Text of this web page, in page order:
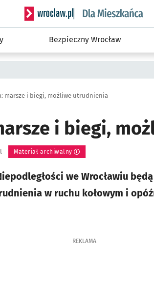
Serwis informacyjny wroclaw.pl
Bezpieczny Wrocław
marsze i biegi, możliwe utrudnienia
i biegi,
Materiał archiwalny
we Wrocławiu
w ruchu kołowym i
REKLAMA